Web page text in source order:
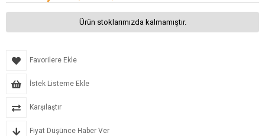
Ürün stoklarımızda kalmamıştır.
Favorilere Ekle
İstek Listeme Ekle
Karşılaştır
Fiyat Düşünce Haber Ver